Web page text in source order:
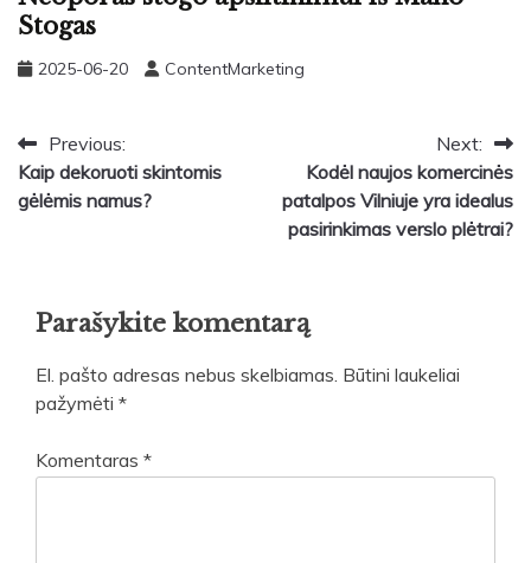
Stogas
2025-06-20 ContentMarketing
Navigacija
tarp
Previous:
Kaip dekoruoti skintomis
gėlėmis namus?
Next:
Kodėl naujos komercinės
patalpos Vilniuje yra idealus
pasirinkimas verslo plėtrai?
Parašykite komentarą
El. pašto adresas nebus skelbiamas. Būtini laukeliai
pažymėti *
Komentaras *